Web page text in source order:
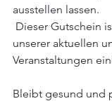
ausstellen lassen.
Dieser Gutschein
unserer aktuellen
Veranstaltungen
Bleibt gesund und